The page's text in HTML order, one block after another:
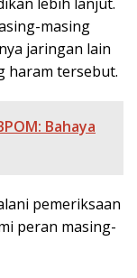
masing
jaringan lain
haram tersebut.
Bahaya
pemeriksaan
peran masing-